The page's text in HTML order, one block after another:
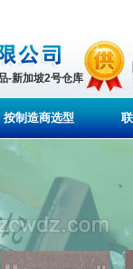
-新加坡2号仓库
按制造商选型